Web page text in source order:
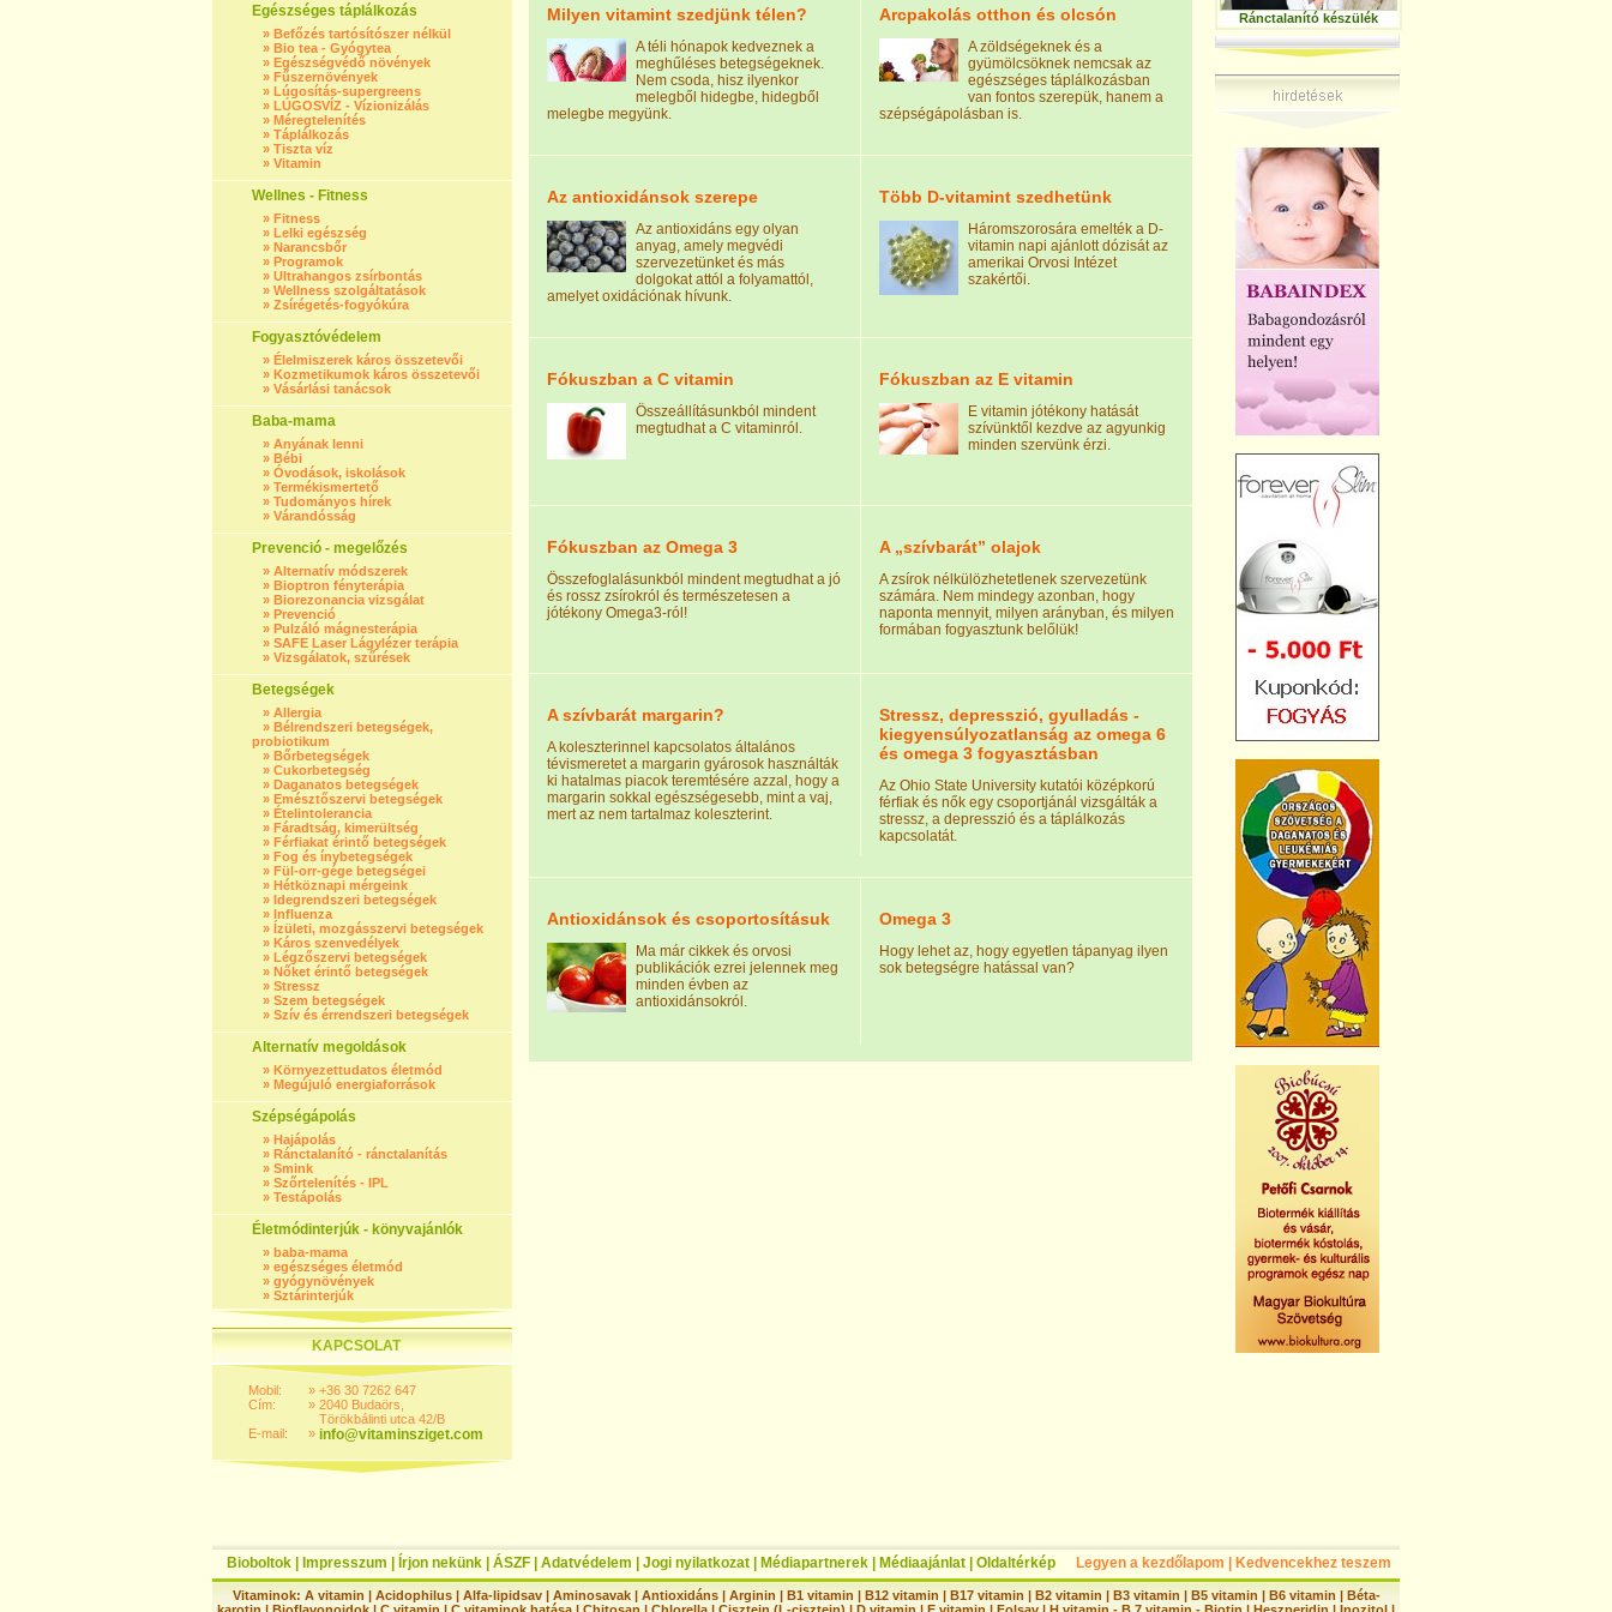
Egészséges táplálkozás
» Befőzés tartósítószer nélkül
» Bio tea - Gyógytea
» Egészségvédő növények
» Fűszernövények
» Lúgosítás-supergreens
» LÚGOSVÍZ - Vízionizálás
» Méregtelenítés
» Táplálkozás
» Tiszta víz
» Vitamin
Wellnes - Fitness
» Fitness
» Lelki egészség
» Narancsbőr
» Programok
» Ultrahangos zsírbontás
» Wellness szolgáltatások
» Zsírégetés-fogyókúra
Fogyasztóvédelem
» Élelmiszerek káros összetevői
» Kozmetikumok káros összetevői
» Vásárlási tanácsok
Baba-mama
» Anyának lenni
» Bébi
» Óvodások, iskolások
» Termékismertető
» Tudományos hírek
» Várandósság
Prevenció - megelőzés
» Alternatív módszerek
» Bioptron fényterápia
» Biorezonancia vizsgálat
» Prevenció
» Pulzáló mágnesterápia
» SAFE Laser Lágylézer terápia
» Vizsgálatok, szűrések
Betegségek
» Allergia
» Bélrendszeri betegségek,
probiotikum
» Bőrbetegségek
» Cukorbetegség
» Daganatos betegségek
» Emésztőszervi betegségek
» Ételintolerancia
» Fáradtság, kimerültség
» Férfiakat érintő betegségek
» Fog és ínybetegségek
» Fül-orr-gége betegségei
» Hétköznapi mérgeink
» Idegrendszeri betegségek
» Influenza
» Ízületi, mozgásszervi betegségek
» Káros szenvedélyek
» Légzőszervi betegségek
» Nőket érintő betegségek
» Stressz
» Szem betegségek
» Szív és érrendszeri betegségek
Alternatív megoldások
» Környezettudatos életmód
» Megújuló energiaforrások
Szépségápolás
» Hajápolás
» Ránctalanító - ránctalanítás
» Smink
» Szőrtelenítés - IPL
» Testápolás
Életmódinterjúk - könyvajánlók
» baba-mama
» egészséges életmód
» gyógynövények
» Sztárinterjúk
KAPCSOLAT
Mobil:
Cím:
E-mail:
»
»
»
+36 30 7262 647
2040 Budaörs,
Törökbálinti utca 42/B
info@vitaminsziget.com
Milyen vitamint szedjünk télen?
A téli hónapok kedveznek a
meghűléses betegségeknek.
Nem csoda, hisz ilyenkor
melegből hidegbe, hidegből
melegbe megyünk.
Arcpakolás otthon és olcsón
A zöldségeknek és a
gyümölcsöknek nemcsak az
egészséges táplálkozásban
van fontos szerepük, hanem a
szépségápolásban is.
Az antioxidánsok szerepe
Az antioxidáns egy olyan
anyag, amely megvédi
szervezetünket és más
dolgokat attól a folyamattól,
amelyet oxidációnak hívunk.
Több D-vitamint szedhetünk
Háromszorosára emelték a D-
vitamin napi ajánlott dózisát az
amerikai Orvosi Intézet
szakértői.
Fókuszban a C vitamin
Összeállításunkból mindent
megtudhat a C vitaminról.
Fókuszban az E vitamin
E vitamin jótékony hatását
szívünktől kezdve az agyunkig
minden szervünk érzi.
Fókuszban az Omega 3
Összefoglalásunkból mindent megtudhat a jó
és rossz zsírokról és természetesen a
jótékony Omega3-ról!
A „szívbarát” olajok
A zsírok nélkülözhetetlenek szervezetünk
számára. Nem mindegy azonban, hogy
naponta mennyit, milyen arányban, és milyen
formában fogyasztunk belőlük!
A szívbarát margarin?
A koleszterinnel kapcsolatos általános
tévismeretet a margarin gyárosok használták
ki hatalmas piacok teremtésére azzal, hogy a
margarin sokkal egészségesebb, mint a vaj,
mert az nem tartalmaz koleszterint.
Stressz, depresszió, gyulladás -
kiegyensúlyozatlanság az omega 6
és omega 3 fogyasztásban
Az Ohio State University kutatói középkorú
férfiak és nők egy csoportjánál vizsgálták a
stressz, a depresszió és a táplálkozás
kapcsolatát.
Antioxidánsok és csoportosításuk
Ma már cikkek és orvosi
publikációk ezrei jelennek meg
minden évben az
antioxidánsokról.
Omega 3
Hogy lehet az, hogy egyetlen tápanyag ilyen
sok betegségre hatással van?
Ránctalanító készülék
Bioboltok Impresszum Írjon nekünk ÁSZF Adatvédelem Jogi nyilatkozat Médiapartnerek Médiaajánlat Oldaltérkép Legyen a kezdőlapom Kedvencekhez teszem
Vitaminok: A vitamin | Acidophilus| Alfa-lipidsav| Aminosavak| Antioxidáns| Arginin | B1 vitamin | B12 vitamin | B17 vitamin | B2 vitamin | B3 vitamin | B5 vitamin | B6 vitamin | Béta-